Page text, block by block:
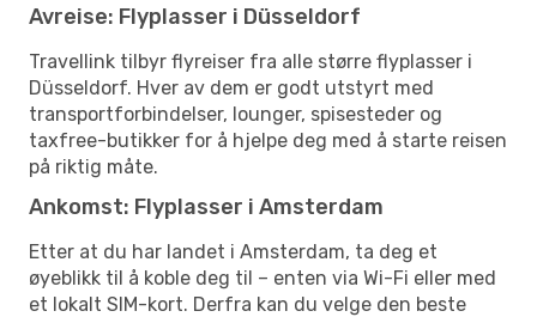
Avreise: Flyplasser i Düsseldorf
Travellink tilbyr flyreiser fra alle større flyplasser i
Düsseldorf. Hver av dem er godt utstyrt med
transportforbindelser, lounger, spisesteder og
taxfree-butikker for å hjelpe deg med å starte reisen
på riktig måte.
Ankomst: Flyplasser i Amsterdam
Etter at du har landet i Amsterdam, ta deg et
øyeblikk til å koble deg til – enten via Wi-Fi eller med
et lokalt SIM-kort. Derfra kan du velge den beste